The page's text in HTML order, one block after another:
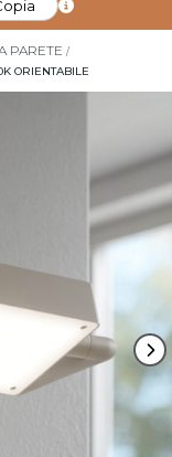
PARETE
ORIENTABILE